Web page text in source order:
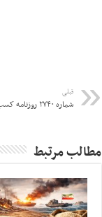
قبلی
شماره ۲۷۴۰ روزنامه کسب و کار
مطالب مرتبط